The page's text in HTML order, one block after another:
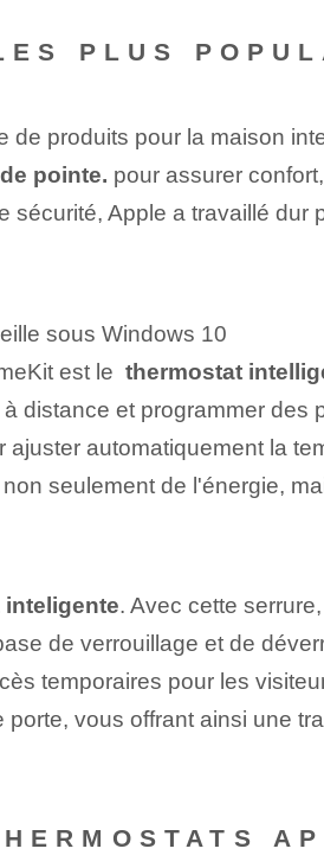
PLUS
produits pour la maison
pointe. pour assurer
Apple a travaillé
sous Windows 10
est le
thermostat
distance et programmer
automatiquement la
seulement de l'énergie,
. Avec cette
de verrouillage et de
temporaires pour les
porte, vous offrant ainsi une